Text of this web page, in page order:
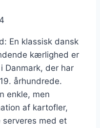
En klassisk dansk
kærlighed er
Danmark, der har
århundrede.
enkle, men
af kartofler,
med et